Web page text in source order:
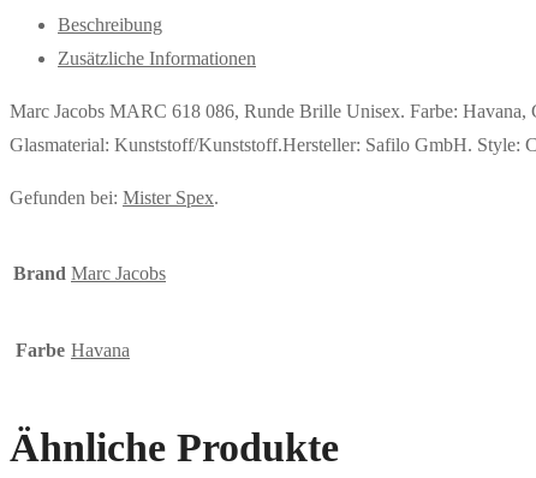
Beschreibung
Zusätzliche Informationen
Marc Jacobs MARC 618 086, Runde Brille Unisex. Farbe:
Glasmaterial: Kunststoff/Kunststoff.Hersteller: Safilo GmbH. Style:
Gefunden bei: Mister Spex.
Brand Marc Jacobs
Farbe Havana
Ähnliche Produkte